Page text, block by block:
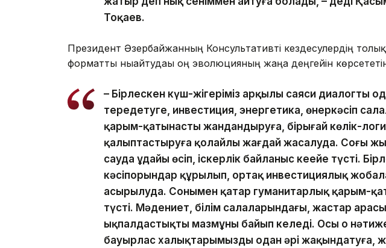
Тоқаев.
Президент Әзербайжанның Консультативті кездесулердің
форматты нығайтудағы оң эволюцияның жаңа деңгейін
– Бірлескен күш-жігеріміз арқылы саяси диалогты
тереңдетуге, инвестиция, энергетика, өнеркәсіп
қарым-қатынасты жандандыруға, бірыңғай көлік-
қалыптастыруға қолайлы жағдай жасалуда. Соңғы
сауда ұдайы өсіп, іскерлік байланыс кеңейе түсті.
кәсіпорындар құрылып, ортақ инвестициялық
асырылуда. Сонымен қатар гуманитарлық қарым-
түсті. Мәдениет, білім салаларындағы, жастар
ықпалдастықтың мазмұны байып келеді. Осы оң
бауырлас халықтарымызды одан әрі жақындатуға,